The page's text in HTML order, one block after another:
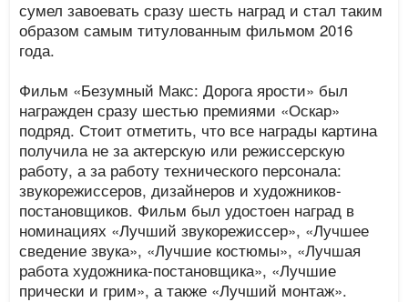
сумел завоевать сразу шесть наград и стал таким
образом самым титулованным фильмом 2016
года.
Фильм «Безумный Макс: Дорога ярости» был
награжден сразу шестью премиями «Оскар»
подряд. Стоит отметить, что все награды картина
получила не за актерскую или режиссерскую
работу, а за работу технического персонала:
звукорежиссеров, дизайнеров и художников-
постановщиков. Фильм был удостоен наград в
номинациях «Лучший звукорежиссер», «Лучшее
сведение звука», «Лучшие костюмы», «Лучшая
работа художника-постановщика», «Лучшие
прически и грим», а также «Лучший монтаж».